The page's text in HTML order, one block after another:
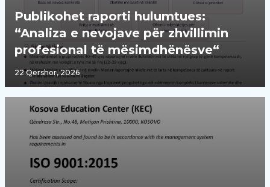
Publikohet raporti hulumtues:
“Analiza e nevojave për zhvillimin
profesional të mësimdhënësve“
22 Qershor, 2026